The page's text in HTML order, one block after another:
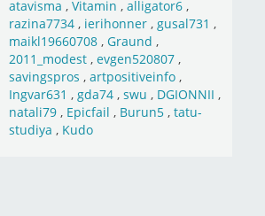
atavisma , Vitamin , alligator6,
razina7734, ierihonner, gusal731 ,
maikl19660708, Graund ,
2011_modest, evgen520807,
savingspros , artpositiveinfo,
Ingvar631 , gda74, swu , DGIONNII ,
natali79, Epicfail , Burun5, tatu-
studiya , Kudo